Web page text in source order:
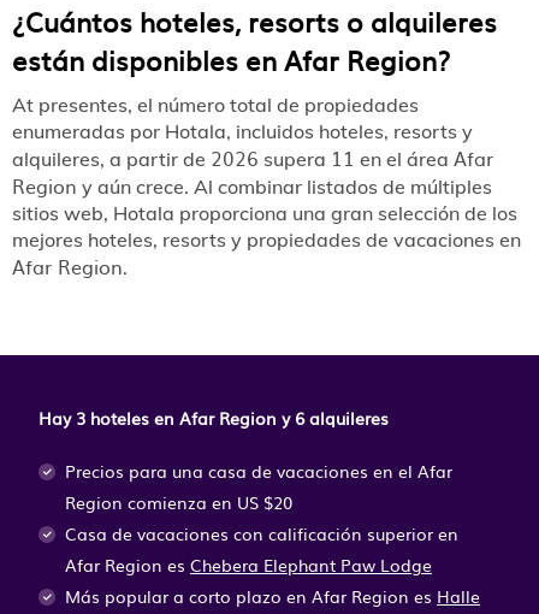
¿Cuántos hoteles, resorts o alquileres
están disponibles en Afar Region?
At presentes, el número total de propiedades
enumeradas por Hotala, incluidos hoteles, resorts y
alquileres, a partir de 2026 supera 11 en el área Afar
Region y aún crece. Al combinar listados de múltiples
sitios web, Hotala proporciona una gran selección de los
mejores hoteles, resorts y propiedades de vacaciones en
Afar Region.
Hay 3 hoteles en Afar Region y 6 alquileres
Precios para una casa de vacaciones en el Afar
Region comienza en US $20
Casa de vacaciones con calificación superior en
Afar Region es Chebera Elephant Paw Lodge
Más popular a corto plazo en Afar Region es Halle